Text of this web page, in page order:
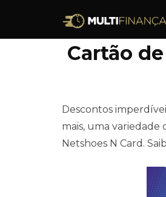
Cartão
Descontos
mais, uma variedade
Netshoes N Card.